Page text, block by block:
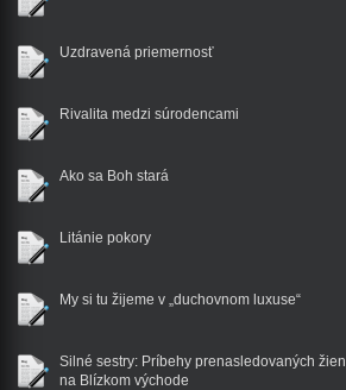
Uzdravená priemernosť
Rivalita medzi súrodencami
Ako sa Boh stará
Litánie pokory
My si tu žijeme v „duchovnom luxuse“
Silné sestry: Príbehy prenasledovaných žien
na Blízkom východe